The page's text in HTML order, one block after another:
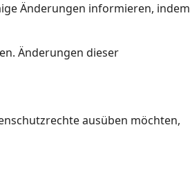
Änderungen informieren, indem
Änderungen dieser
ausüben möchten,